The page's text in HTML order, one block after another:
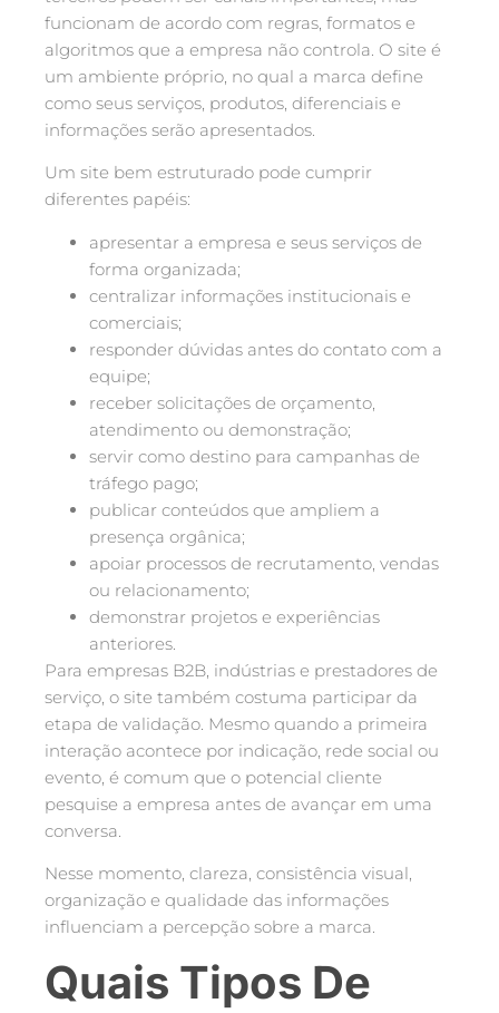
funcionam de acordo com regras, formatos e
algoritmos que a empresa não controla. O site é
um ambiente próprio, no qual a marca define
como seus serviços, produtos, diferenciais e
informações serão apresentados.
Um site bem estruturado pode cumprir
diferentes papéis:
apresentar a empresa e seus serviços de
forma organizada;
centralizar informações institucionais e
comerciais;
responder dúvidas antes do contato com a
equipe;
receber solicitações de orçamento,
atendimento ou demonstração;
servir como destino para campanhas de
tráfego pago;
publicar conteúdos que ampliem a
presença orgânica;
apoiar processos de recrutamento, vendas
ou relacionamento;
demonstrar projetos e experiências
anteriores.
Para empresas B2B, indústrias e prestadores de
serviço, o site também costuma participar da
etapa de validação. Mesmo quando a primeira
interação acontece por indicação, rede social ou
evento, é comum que o potencial cliente
pesquise a empresa antes de avançar em uma
conversa.
Nesse momento, clareza, consistência visual,
organização e qualidade das informações
influenciam a percepção sobre a marca.
Quais Tipos De